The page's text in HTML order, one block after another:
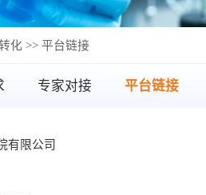
专家对接 平台链接
化 >>平台链接
有限公司